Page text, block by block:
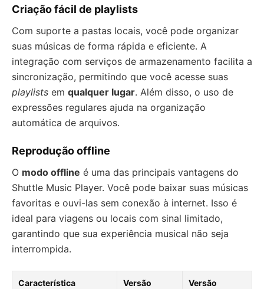
Criação fácil de playlists
Com suporte a pastas locais, você pode organizar
suas músicas de forma rápida e eficiente. A
integração com serviços de armazenamento facilita a
sincronização, permitindo que você acesse suas
playlists em qualquer lugar. Além disso, o uso de
expressões regulares ajuda na organização
automática de arquivos.
Reprodução offline
O modo offline é uma das principais vantagens do
Shuttle Music Player. Você pode baixar suas músicas
favoritas e ouvi-las sem conexão à internet. Isso é
ideal para viagens ou locais com sinal limitado,
garantindo que sua experiência musical não seja
interrompida.
Característica
Versão
Versão